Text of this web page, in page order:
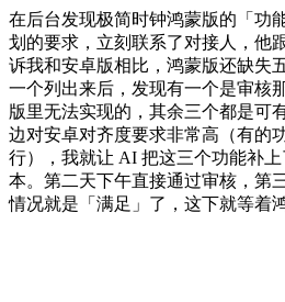
在后台发现极简时钟鸿蒙版的「功
划的要求，立刻联系了对接人，他
诉我和安卓版相比，鸿蒙版还缺失
一个列出来后，发现有一个是审核
版里无法实现的，其余三个都是可
边对安卓对齐度要求非常高（有的
行），我就让 AI 把这三个功能补
本。第二天下午直接通过审核，第
情况就是「满足」了，这下就等着